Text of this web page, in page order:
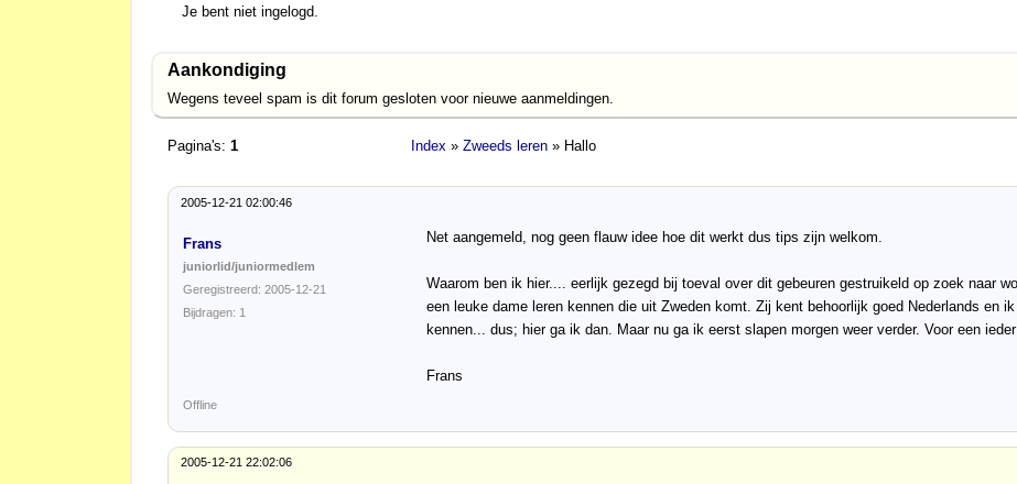
Je bent niet ingelogd.
Aankondiging
Wegens teveel spam is dit forum gesloten voor nieuwe aanmeldingen.
Pagina's: 1 Index » Zweeds leren » Hallo
2005-12-21 02:00:46
Frans
juniorlid/juniormedlem
Geregistreerd: 2005-12-21
Bijdragen: 1
Net aangemeld, nog geen flauw idee hoe dit werkt dus tips zijn welkom.
Waarom ben ik hier.... eerlijk gezegd bij toeval over dit gebeuren gestruikeld op zoek naar
een leuke dame leren kennen die uit Zweden komt. Zij kent behoorlijk goed Nederlands en
kennen... dus; hier ga ik dan. Maar nu ga ik eerst slapen morgen weer verder. Voor een
Frans
Offline
2005-12-21 22:02:06